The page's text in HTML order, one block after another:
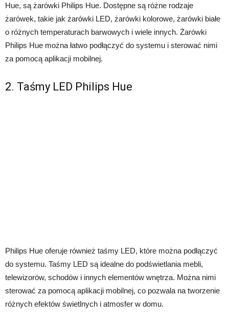
Hue, są żarówki Philips Hue. Dostępne są różne rodzaje
żarówek, takie jak żarówki LED, żarówki kolorowe, żarówki białe
o różnych temperaturach barwowych i wiele innych. Żarówki
Philips Hue można łatwo podłączyć do systemu i sterować nimi
za pomocą aplikacji mobilnej.
2. Taśmy LED Philips Hue
Philips Hue oferuje również taśmy LED, które można podłączyć
do systemu. Taśmy LED są idealne do podświetlania mebli,
telewizorów, schodów i innych elementów wnętrza. Można nimi
sterować za pomocą aplikacji mobilnej, co pozwala na tworzenie
różnych efektów świetlnych i atmosfer w domu.